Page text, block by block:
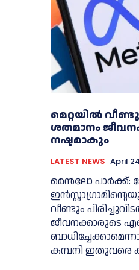
മെറ്റയിൽ
ശതമാനം
നഷ്ടമാകും
LATEST NEWS April
മെൻലോ
വീണ്ടും
ജീവനക്കാരുടെ
കമ്പനി ഇതുവരെ